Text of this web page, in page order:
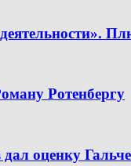
Ротенбергу
оценку